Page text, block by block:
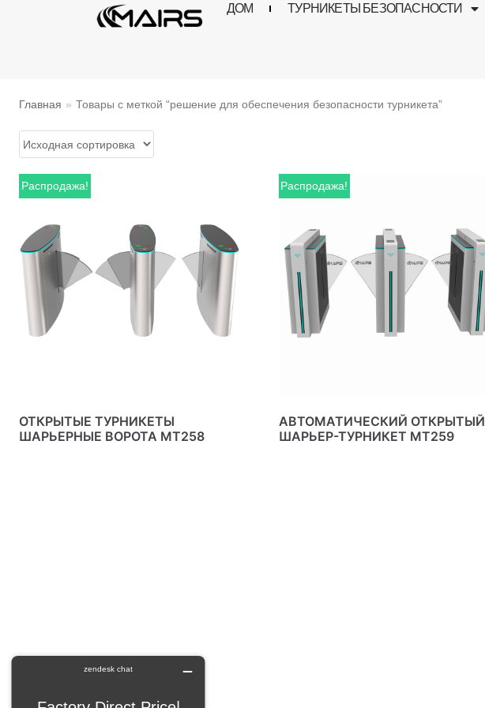
ДОМ ТУРНИКЕТЫ БЕЗОПАСНОСТИ
Главная » Товары с меткой “решение для обеспечения безопасности турникета”
Распродажа!
ОТКРЫТЫЕ ТУРНИКЕТЫ
ШАРЬЕРНЫЕ ВОРОТА MT258
Распродажа!
АВТОМАТИЧЕСКИЙ ОТКРЫТЫЙ
ШАРЬЕР-ТУРНИКЕТ MT259